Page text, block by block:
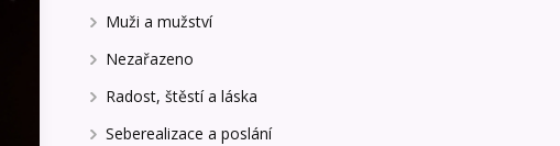
Muži a mužství
Nezařazeno
Radost, štěstí a láska
Seberealizace a poslání